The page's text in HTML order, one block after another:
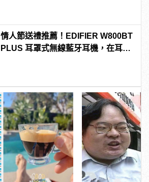
情人節送禮推薦！EDIFIER W800BT
PLUS 耳罩式無線藍牙耳機，在耳邊